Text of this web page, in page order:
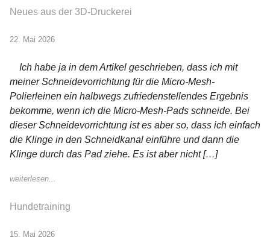
Neues aus der 3D-Druckerei
22. Mai 2026
Ich habe ja in dem Artikel geschrieben, dass ich mit
meiner Schneidevorrichtung für die Micro-Mesh-
Polierleinen ein halbwegs zufriedenstellendes Ergebnis
bekomme, wenn ich die Micro-Mesh-Pads schneide. Bei
dieser Schneidevorrichtung ist es aber so, dass ich einfach
die Klinge in den Schneidkanal einführe und dann die
Klinge durch das Pad ziehe. Es ist aber nicht […]
weiterlesen...
Hundetraining
15. Mai 2026